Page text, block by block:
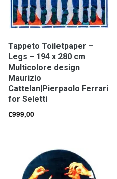
Tappeto Toiletpaper –
Legs – 194 x 280 cm
Multicolore design
Maurizio
Cattelan|Pierpaolo Ferrari
for Seletti
€999,00